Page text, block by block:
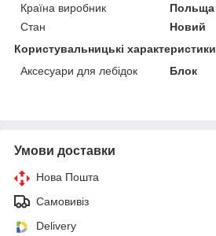
Країна виробник
Польща
Стан
Новий
Користувальницькі характеристики
Аксесуари для лебідок
Блок
Умови доставки
Нова Пошта
Самовивіз
Delivery